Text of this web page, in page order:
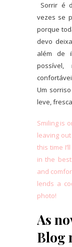
Sorrir é
vezes se
porque
devo
além de
Um
leve,
Smiling is
leaving
this time
in the
and
lends a
photo!
As
Blog